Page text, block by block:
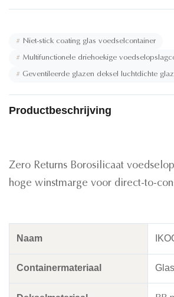
# Niet-stick coating glas voedselcontainer
# Multifunctionele driehoekige
# Geventileerde glazen deksel luchtdichte
Productbeschrijving
Zero Returns Borosilicaat
hoge winstmarge voor direct-to-
Naam
Containermateriaal